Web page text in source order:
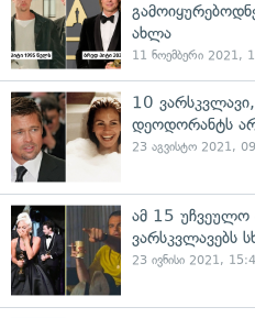
ახლა
11 ნოემბერი 2021,
10
დეოდორანტს არ
23 აგვისტო 2021,
ამ 15 უჩვეულო
ვარსკვლავებს
23 ივნისი 2021,